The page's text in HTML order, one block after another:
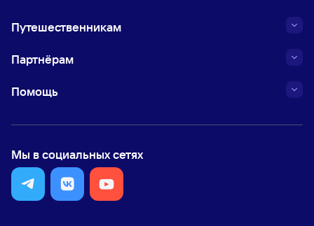
Путешественникам
Партнёрам
Помощь
Мы в социальных сетях